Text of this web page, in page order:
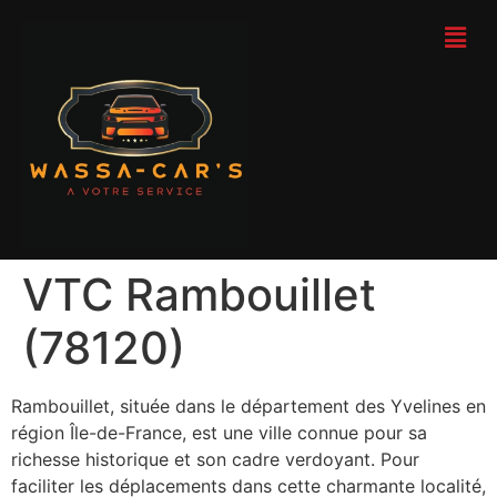
VTC Rambouillet
(78120)
Rambouillet, située dans le département des Yvelines en
région Île-de-France, est une ville connue pour sa
richesse historique et son cadre verdoyant. Pour
faciliter les déplacements dans cette charmante localité,